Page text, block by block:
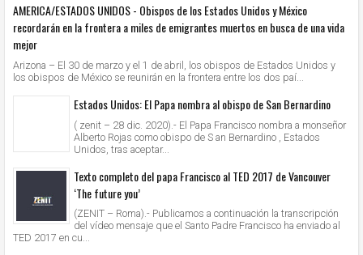
AMERICA/ESTADOS UNIDOS - Obispos de los Estados Unidos y México
recordarán en la frontera a miles de emigrantes muertos en busca de una vida
mejor
Arizona – El 30 de marzo y el 1 de abril, los obispos de Estados Unidos y
los obispos de México se reunirán en la frontera entre los dos paí...
Estados Unidos: El Papa nombra al obispo de San Bernardino
( zenit – 28 dic. 2020).- El Papa Francisco nombra a monseñor
Alberto Rojas como obispo de S an Bernardino , Estados
Unidos, tras aceptar...
Texto completo del papa Francisco al TED 2017 de Vancouver
‘The future you’
(ZENIT – Roma).- Publicamos a continuación la transcripción
del vídeo mensaje que el Santo Padre Francisco ha enviado al
TED 2017 en cu...